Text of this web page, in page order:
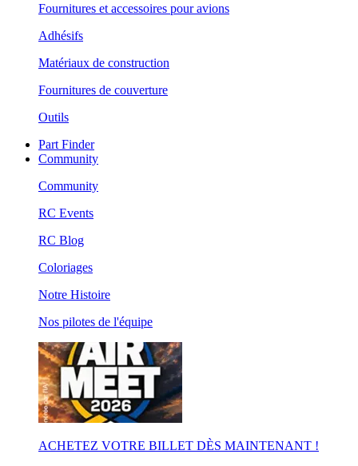
Fournitures et accessoires pour avions
Adhésifs
Matériaux de construction
Fournitures de couverture
Outils
Part Finder
Community
Community
RC Events
RC Blog
Coloriages
Notre Histoire
Nos pilotes de l'équipe
ACHETEZ VOTRE BILLET DÈS MAINTENANT !